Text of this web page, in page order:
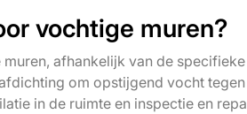
vochtige muren?
afhankelijk van de
om opstijgend vocht tegen
in de ruimte en inspectie en